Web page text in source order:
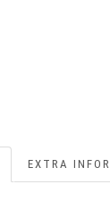
EXTRA